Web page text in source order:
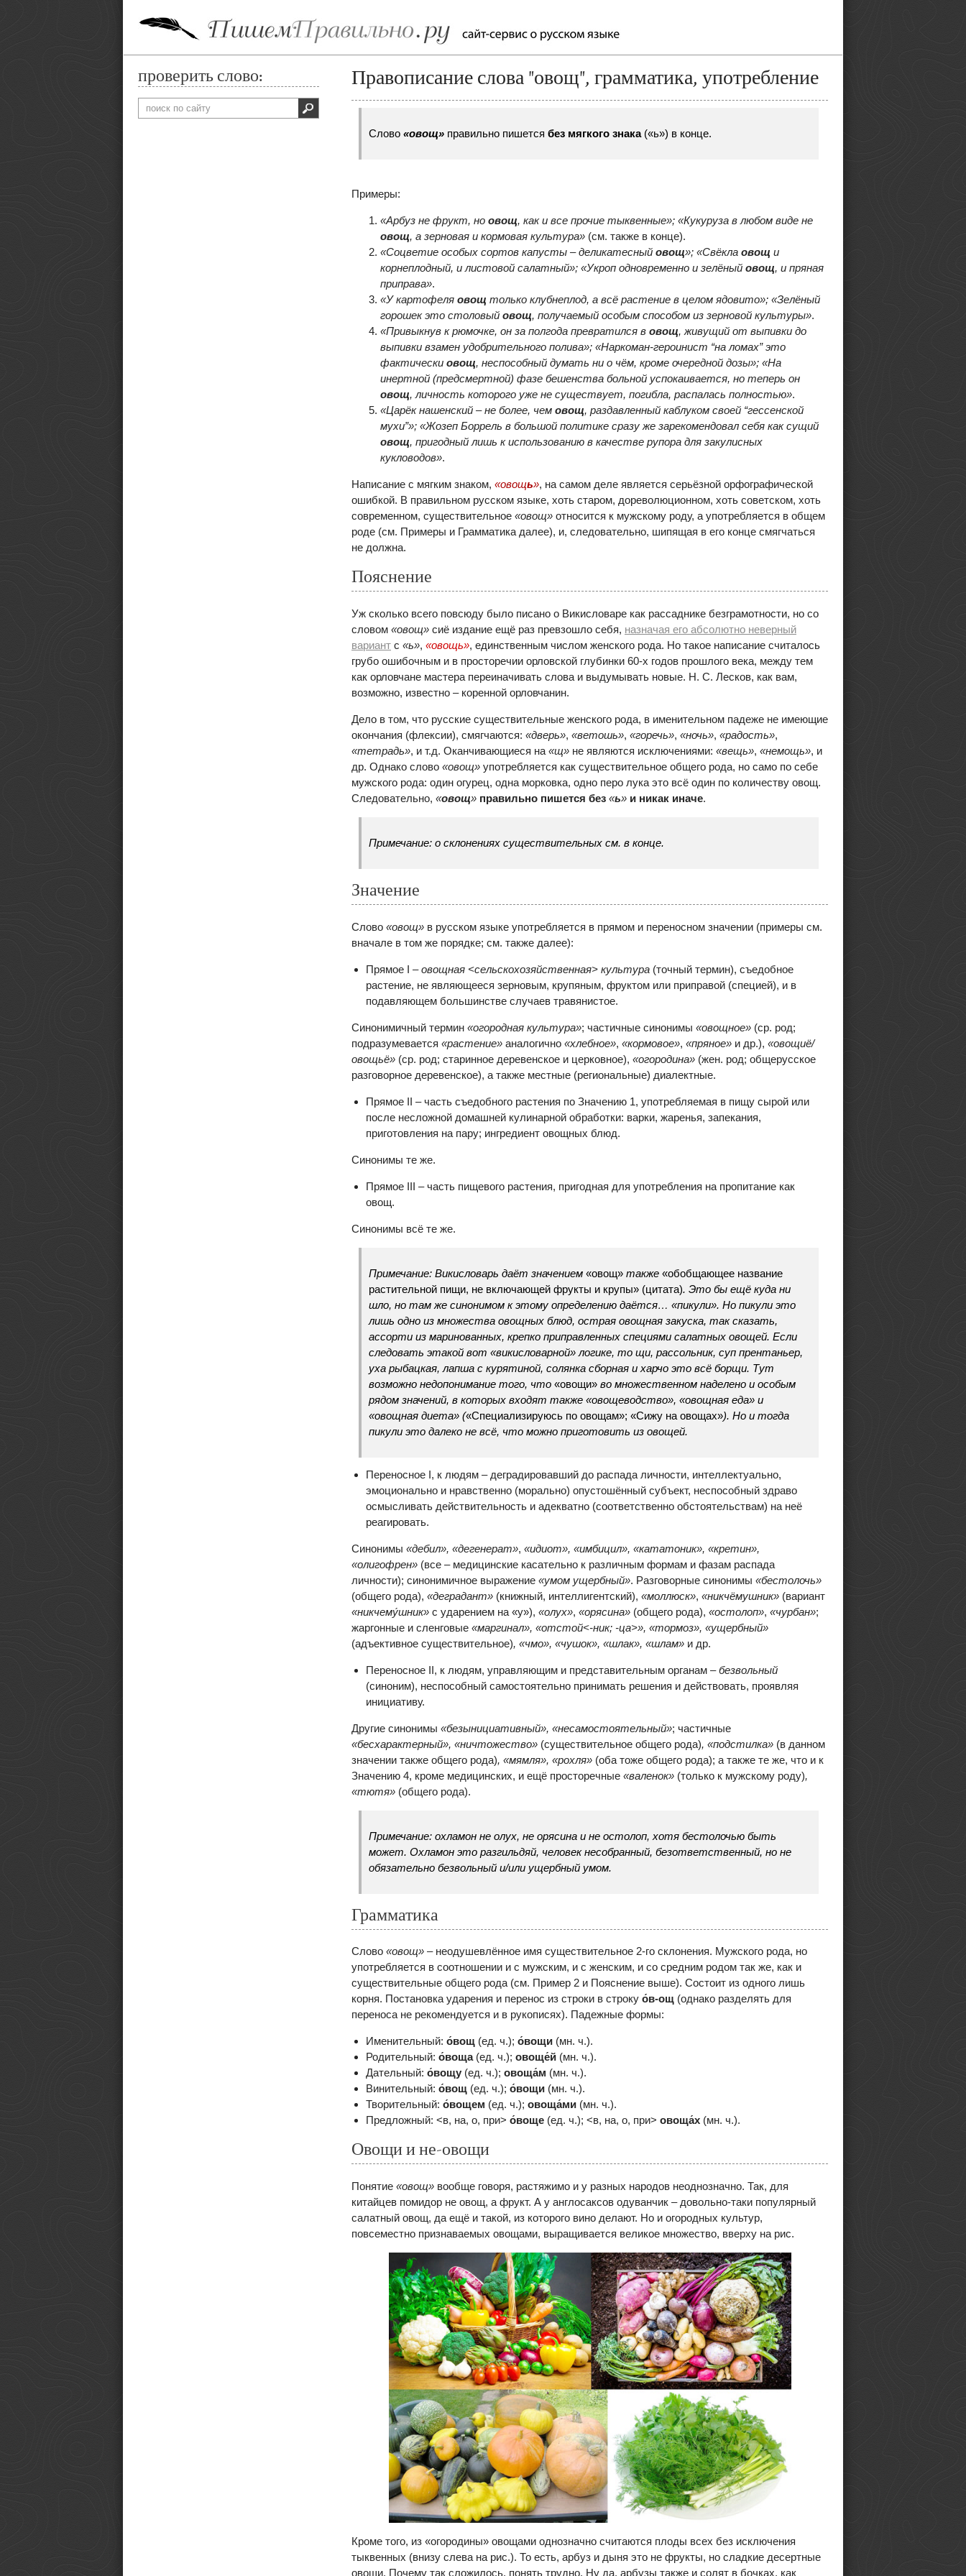
проверить слово: Правописание слова "овощ", грамматика, употребление
Слово «овощ» правильно пишется без мягкого знака(«ь») в конце.
Примеры:
«Арбуз не фрукт, но овощ, как и все прочие тыквенные»; «Кукуруза в любом виде не
овощ, а зерновая и кормовая культура» (см. также в конце).
«Соцветие особых сортов капусты – деликатесный овощ»; «Свёкла овощ и
корнеплодный, и листовой салатный»; «Укроп одновременно и зелёный овощ, и пряная
приправа».
«У картофеля овощ только клубнеплод, а всё растение в целом ядовито»; «Зелёный
горошек это столовый овощ, получаемый особым способом из зерновой культуры».
«Привыкнув к рюмочке, он за полгода превратился в овощ, живущий от выпивки до
выпивки взамен удобрительного полива»; «Наркоман-героинист “на ломах” это
фактически овощ, неспособный думать ни о чём, кроме очередной дозы»; «На
инертной (предсмертной) фазе бешенства больной успокаивается, но теперь он
овощ, личность которого уже не существует, погибла, распалась полностью».
«Царёк нашенский – не более, чем овощ, раздавленный каблуком своей “гессенской
мухи”»; «Жозеп Боррель в большой политике сразу же зарекомендовал себя как сущий
овощ, пригодный лишь к использованию в качестве рупора для закулисных
кукловодов».
Написание с мягким знаком, «овощь», на самом деле является серьёзной орфографической
ошибкой. В правильном русском языке, хоть старом, дореволюционном, хоть советском, хоть
современном, существительное «овощ» относится к мужскому роду, а употребляется в общем
роде (см. Примеры и Грамматика далее), и, следовательно, шипящая в его конце смягчаться
не должна.
Пояснение
Уж сколько всего повсюду было писано о Викисловаре как рассаднике безграмотности, но со
словом «овощ» сиё издание ещё раз превзошло себя, назначая его абсолютно неверный
вариант с «ь», «овощь», единственным числом женского рода. Но такое написание считалось
грубо ошибочным и в просторечии орловской глубинки 60-х годов прошлого века, между тем
как орловчане мастера переиначивать слова и выдумывать новые. Н. С. Лесков, как вам,
возможно, известно – коренной орловчанин.
Дело в том, что русские существительные женского рода, в именительном падеже не имеющие
окончания (флексии), смягчаются: «дверь», «ветошь», «горечь», «ночь», «радость»,
«тетрадь», и т.д. Оканчивающиеся на «щ» не являются исключениями: «вещь», «немощь», и
др. Однако слово «овощ» употребляется как существительное общего рода, но само по себе
мужского рода: один огурец, одна морковка, одно перо лука это всё один по количеству овощ.
Следовательно, «овощ» правильно пишется без «ь» и никак иначе.
Примечание: о склонениях существительных см. в конце.
Значение
Слово «овощ» в русском языке употребляется в прямом и переносном значении (примеры см.
вначале в том же порядке; см. также далее):
Прямое I –овощная <сельскохозяйственная> культура (точный термин), съедобное
растение, не являющееся зерновым, крупяным, фруктом или приправой (специей), и в
подавляющем большинстве случаев травянистое.
Синонимичный термин «огородная культура»; частичные синонимы «овощное» (ср. род;
подразумевается «растение» аналогично «хлебное», «кормовое», «пряное» и др.), «овощиё/
овощьё» (ср. род; старинное деревенское и церковное), «огородина» (жен. род; общерусское
разговорное деревенское), а также местные (региональные) диалектные.
Прямое II – часть съедобного растения по Значению 1, употребляемая в пищу сырой или
после несложной домашней кулинарной обработки: варки, жаренья, запекания,
приготовления на пару; ингредиент овощных блюд.
Синонимы те же.
Прямое III – часть пищевого растения, пригодная для употребления на пропитание как
овощ.
Синонимы всё те же.
Примечание: Викисловарь даёт значением «овощ» также «обобщающее название
растительной пищи, не включающей фрукты и крупы» (цитата). Это бы ещё куда ни
шло, но там же синонимом к этому определению даётся… «пикули». Но пикули это
лишь одно из множества овощных блюд, острая овощная закуска, так сказать,
ассорти из маринованных, крепко приправленных специями салатных овощей. Если
следовать этакой вот «викисловарной» логике, то щи, рассольник, суп прентаньер,
уха рыбацкая, лапша с курятиной, солянка сборная и харчо это всё борщи. Тут
возможно недопонимание того, что «овощи» во множественном наделено и особым
рядом значений, в которых входят также «овощеводство», «овощная еда» и
«овощная диета» («Специализируюсь по овощам»; «Сижу на овощах»). Но и тогда
пикули это далеко не всё, что можно приготовить из овощей.
Переносное I, к людям – деградировавший до распада личности, интеллектуально,
эмоционально и нравственно (морально) опустошённый субъект, неспособный здраво
осмысливать действительность и адекватно (соответственно обстоятельствам) на неё
реагировать.
Синонимы «дебил», «дегенерат», «идиот», «имбицил», «кататоник», «кретин»,
«олигофрен» (все – медицинские касательно к различным формам и фазам распада
личности); синонимичное выражение «умом ущербный». Разговорные синонимы «бестолочь»
(общего рода), «деградант» (книжный, интеллигентский), «моллюск», «никчёмушник» (вариант
«никчему́шник» с ударением на «у»), «олух», «орясина» (общего рода), «остолоп», «чурбан»;
жаргонные и сленговые «маргинал», «отстой<-ник; -ца>», «тормоз», «ущербный»
(адъективное существительное), «чмо», «чушок», «шлак», «шлам» и др.
Переносное II, к людям, управляющим и представительным органам –безвольный
(синоним), неспособный самостоятельно принимать решения и действовать, проявляя
инициативу.
Другие синонимы «безынициативный», «несамостоятельный»; частичные
«бесхарактерный», «ничтожество» (существительное общего рода), «подстилка» (в данном
значении также общего рода), «мямля», «рохля» (оба тоже общего рода); а также те же, что и к
Значению 4, кроме медицинских, и ещё просторечные «валенок» (только к мужскому роду),
«тютя» (общего рода).
Примечание: охламон не олух, не орясина и не остолоп, хотя бестолочью быть
может. Охламон это разгильдяй, человек несобранный, безответственный, но не
обязательно безвольный и/или ущербный умом.
Грамматика
Слово «овощ» – неодушевлённое имя существительное 2-го склонения. Мужского рода, но
употребляется в соотношении и с мужским, и с женским, и со средним родом так же, как и
существительные общего рода (см. Пример 2 и Пояснение выше). Состоит из одного лишь
корня. Постановка ударения и перенос из строки в строку о́в-ощ (однако разделять для
переноса не рекомендуется и в рукописях). Падежные формы:
Именительный: о́вощ (ед. ч.); о́вощи (мн. ч.).
Родительный: о́воща(ед. ч.); овоще́й (мн. ч.).
Дательный: о́вощу (ед. ч.); овоща́м (мн. ч.).
Винительный: о́вощ (ед. ч.); о́вощи (мн. ч.).
Творительный: о́вощем (ед. ч.); овоща́ми (мн. ч.).
Предложный: <в, на, о, при> о́воще (ед. ч.); <в, на, о, при> овоща́х (мн. ч.).
Овощи и не-овощи
Понятие «овощ» вообще говоря, растяжимо и у разных народов неоднозначно. Так, для
китайцев помидор не овощ, а фрукт. А у англосаксов одуванчик – довольно-таки популярный
салатный овощ, да ещё и такой, из которого вино делают. Но и огородных культур,
повсеместно признаваемых овощами, выращивается великое множество, вверху на рис.
Кроме того, из «огородины» овощами однозначно считаются плоды всех без исключения
тыквенных (внизу слева на рис.). То есть, арбуз и дыня это не фрукты, но сладкие десертные
овощи. Почему так сложилось, понять трудно. Ну да, арбузы также и солят в бочках, как